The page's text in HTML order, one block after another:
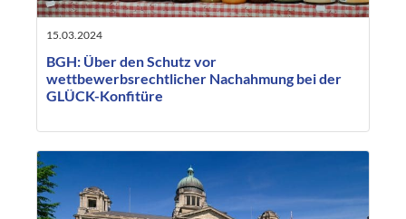
15.03.2024
BGH: Über den Schutz vor
wettbewerbsrechtlicher Nachahmung bei der
GLÜCK-Konfitüre